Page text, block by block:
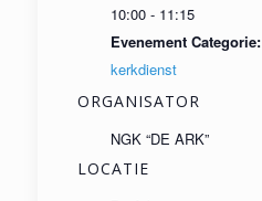
10:00 - 11:15
Evenement Categorie:
kerkdienst
LOCATIE
ORGANISATOR
NGK “DE ARK”